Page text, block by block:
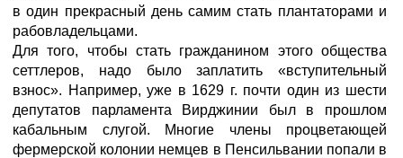
в один прекрасный день самим стать плантаторами и
рабовладельцами.
Для того, чтобы стать гражданином этого общества
сеттлеров, надо было заплатить «вступительный
взнос». Например, уже в 1629 г. почти один из шести
депутатов парламента Вирджинии был в прошлом
кабальным слугой. Многие члены процветающей
фермерской колонии немцев в Пенсильвании попали в